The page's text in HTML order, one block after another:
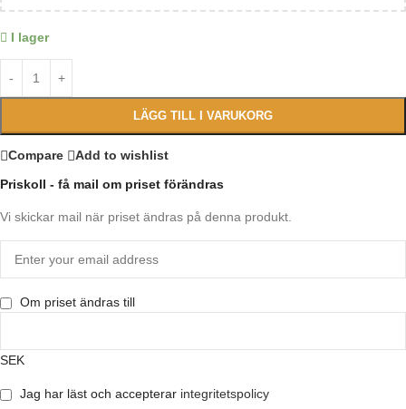
I lager
LÄGG TILL I VARUKORG
Compare
Add to wishlist
Priskoll - få mail om priset förändras
Vi skickar mail när priset ändras på denna produkt.
Om priset ändras till
SEK
Jag har läst och accepterar integritetspolicy